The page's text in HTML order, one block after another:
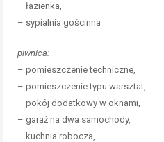
– łazienka,
– sypialnia gościnna
piwnica:
– pomieszczenie techniczne,
– pomieszczenie typu warsztat,
– pokój dodatkowy w oknami,
– garaż na dwa samochody,
– kuchnia robocza,